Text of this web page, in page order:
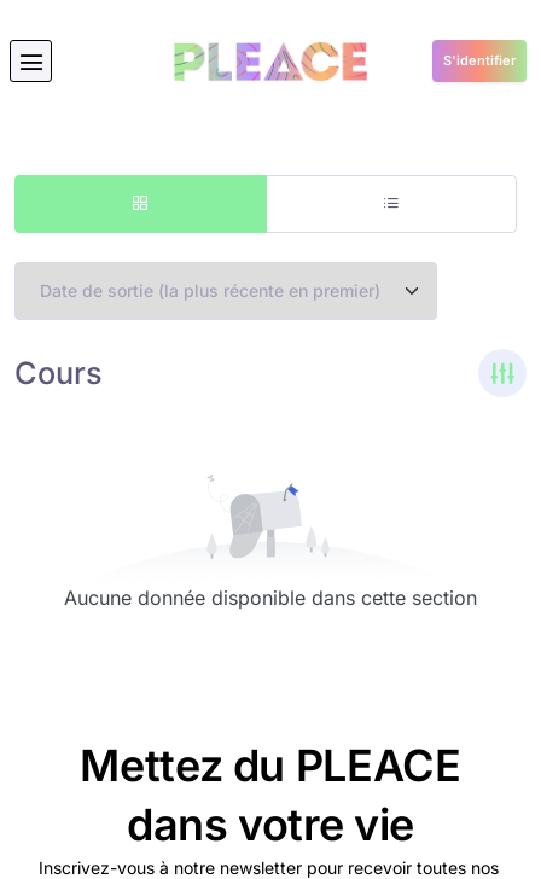
S'identifier
Angular Courses
Cours
Aucune donnée disponible dans cette section
Mettez du PLEACE
dans votre vie
Inscrivez-vous à notre newsletter pour recevoir toutes nos